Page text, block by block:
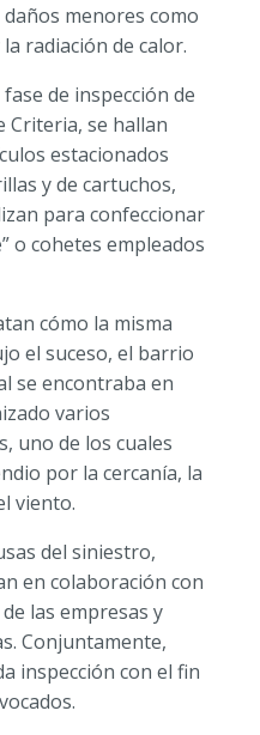
menores como
radiación de calor.
de inspección de
Criteria, se hallan
estacionados
y de cartuchos,
para confeccionar
o cohetes empleados
cómo la misma
el suceso, el barrio
se encontraba en
varios
uno de los cuales
por la cercanía, la
viento.
del siniestro,
en colaboración con
las empresas y
Conjuntamente,
inspección con el fin